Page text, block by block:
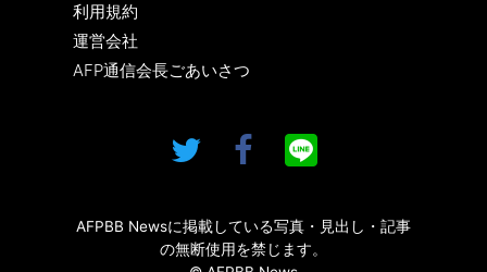
利用規約
運営会社
AFP通信会長ごあいさつ
AFPBB Newsに掲載している写真・見出し・記事
の無断使用を禁じます。